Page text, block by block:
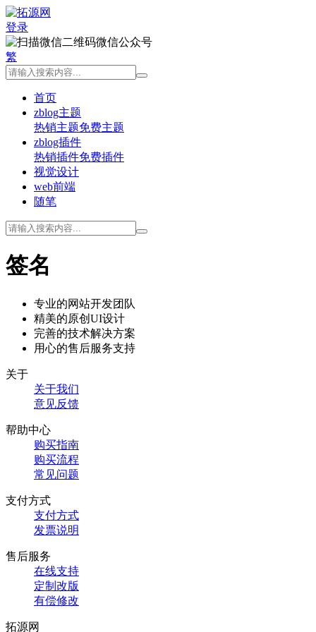
登录
微信公众号
繁
首页
zblog主题
热销主题免费主题
zblog插件
热销插件免费插件
视觉设计
web前端
随笔
签名
专业的网站开发团队
精美的原创UI设计
完善的技术解决方案
用心的售后服务支持
关于
关于我们
意见反馈
帮助中心
购买指南
购买流程
常见问题
支付方式
支付方式
发票说明
售后服务
在线支持
定制改版
有偿修改
拓源网